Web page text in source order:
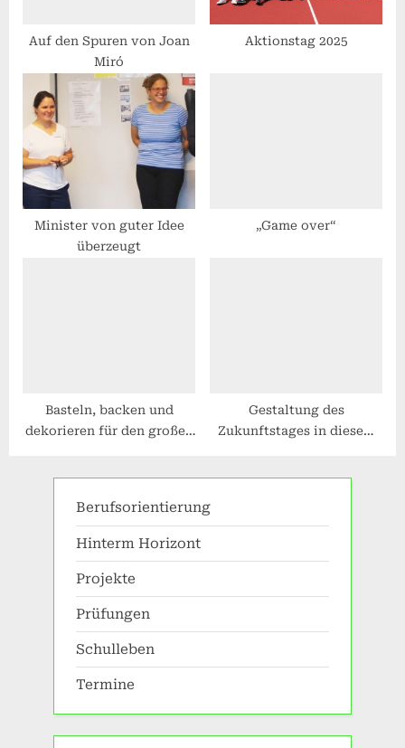
:
Auf den Spuren von Joan
Miró
Aktionstag 2025
Minister von guter Idee
überzeugt
„Game over“
Basteln, backen und
dekorieren für den großen
Gestaltung des
Zukunftstages in diesem
Berufsorientierung
Hinterm Horizont
Projekte
Prüfungen
Schulleben
Termine